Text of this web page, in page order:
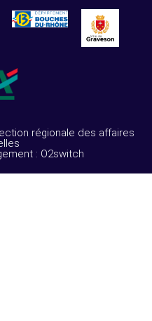
régionale des affaires
: O2switch